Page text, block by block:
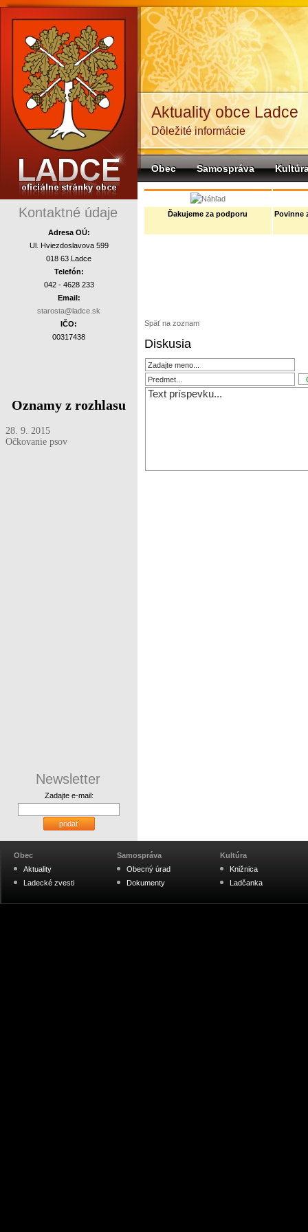
Kontaktné údaje
Adresa OÚ:
Ul. Hviezdoslavova 599
018 63 Ladce
Telefón:
042 - 4628 233
Email:
starosta@ladce.sk
IČO:
00317438
Oznamy z rozhlasu
28. 9. 2015
Očkovanie psov
Newsletter
Zadajte e-mail:
pridať
Aktuality obce Ladce
Dôležité informácie
Obec Samospráva
komunalne
Ďakujeme za podporu Povinne
Späť na zoznam
Diskusia
Obec
Aktuality
Ladecké zvesti
Samospráva
Obecný úrad
Dokumenty
Kultúra
Knižnica
Ladčanka